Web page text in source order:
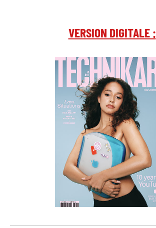
VERSION DIGITALE :